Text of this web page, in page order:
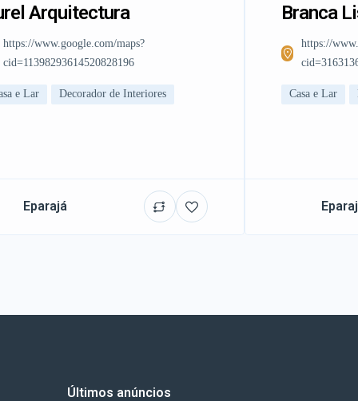
Arquitectura
https://www.google.com/maps?
cid=11398293614520828196
e Lar Decorador de Interiores
Eparajá
Branca
https://
Casa e Lar
Últimos anúncios